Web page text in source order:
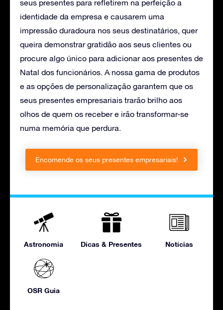
seus presentes para refletirem na perfeição a
identidade da empresa e causarem uma
impressão duradoura nos seus destinatários, quer
queira demonstrar gratidão aos seus clientes ou
procure algo único para adicionar aos presentes de
Natal dos funcionários. A nossa gama de produtos
e as opções de personalização garantem que os
seus presentes empresariais trarão brilho aos
olhos de quem os receber e irão transformar-se
numa memória que perdura.
Encomende os seus presentes empresariais!
Astronomia Dicas & Presentes Notícias
OSR Guia